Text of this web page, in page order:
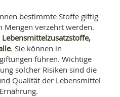
bestimmte Stoffe giftig
Mengen verzehrt werden.
Lebensmittelzusatzstoffe,
. Sie können in
führen. Wichtige
solcher Risiken sind die
Qualität der Lebensmittel